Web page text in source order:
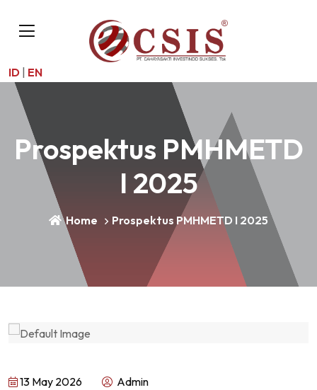
ID EN
Prospektus PMHMETD
I 2025
Home Prospektus PMHMETD I 2025
13 May 2026 Admin